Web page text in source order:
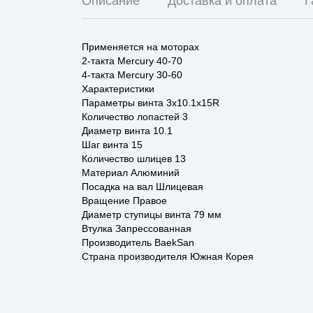
Применяется на моторах
2-такта Mercury 40-70
4-такта Mercury 30-60
Характеристики
Параметры винта 3x10.1x15R
Количество лопастей 3
Диаметр винта 10.1
Шаг винта 15
Количество шлицев 13
Материал Алюминий
Посадка на вал Шлицевая
Вращение Правое
Диаметр ступицы винта 79 мм
Втулка Запрессованная
Производитель BaekSan
Страна производителя Южная Корея